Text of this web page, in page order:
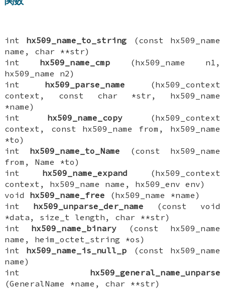
int hx509_name_to_string (const hx509_name
name, char **str)
int hx509_name_cmp (hx509_name n1,
hx509_name n2)
int hx509_parse_name (hx509_context
context, const char *str, hx509_name
*name)
int hx509_name_copy (hx509_context
context, const hx509_name from, hx509_name
*to)
int hx509_name_to_Name (const hx509_name
from, Name *to)
int hx509_name_expand (hx509_context
context, hx509_name name, hx509_env env)
void hx509_name_free (hx509_name *name)
int hx509_unparse_der_name (const void
*data, size_t length, char **str)
int hx509_name_binary (const hx509_name
name, heim_octet_string *os)
int hx509_name_is_null_p (const hx509_name
name)
int hx509_general_name_unparse
(GeneralName *name, char **str)